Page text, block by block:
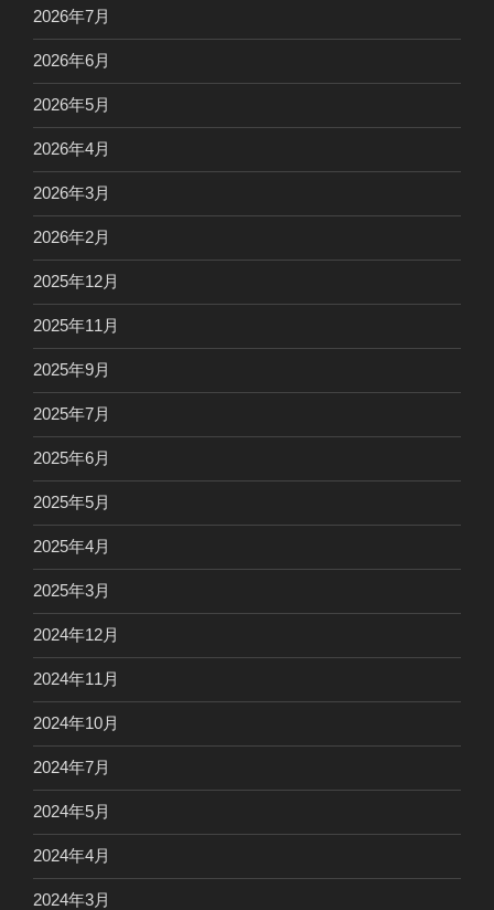
2026年7月
2026年6月
2026年5月
2026年4月
2026年3月
2026年2月
2025年12月
2025年11月
2025年9月
2025年7月
2025年6月
2025年5月
2025年4月
2025年3月
2024年12月
2024年11月
2024年10月
2024年7月
2024年5月
2024年4月
2024年3月